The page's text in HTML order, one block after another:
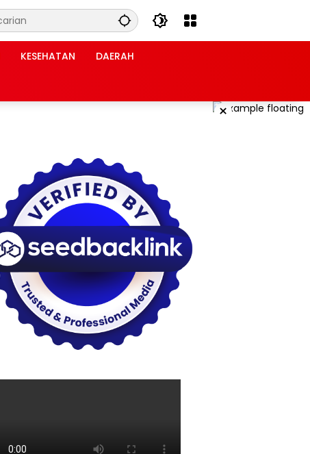
KESEHATAN DAERAH
×